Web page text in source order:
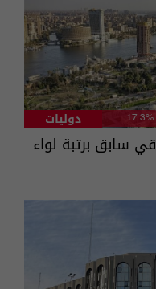
دوليات 17.3%
سابق برتبة لواء